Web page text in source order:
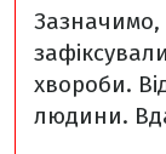
Зазначимо,
зафіксували
хвороби.
людини.